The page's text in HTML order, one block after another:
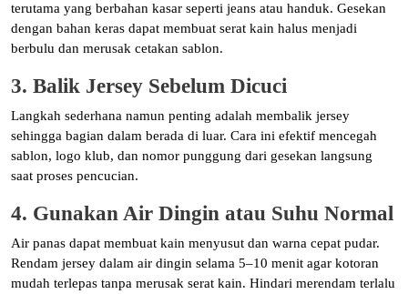
terutama yang berbahan kasar seperti jeans atau handuk. Gesekan
dengan bahan keras dapat membuat serat kain halus menjadi
berbulu dan merusak cetakan sablon.
3. Balik Jersey Sebelum Dicuci
Langkah sederhana namun penting adalah membalik jersey
sehingga bagian dalam berada di luar. Cara ini efektif mencegah
sablon, logo klub, dan nomor punggung dari gesekan langsung
saat proses pencucian.
4. Gunakan Air Dingin atau Suhu Normal
Air panas dapat membuat kain menyusut dan warna cepat pudar.
Rendam jersey dalam air dingin selama 5–10 menit agar kotoran
mudah terlepas tanpa merusak serat kain. Hindari merendam terlalu